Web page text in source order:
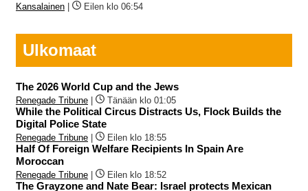
Kansalainen Eilen klo 06:54
Ulkomaat
The 2026 World Cup and the Jews
Renegade Tribune Tänään klo 01:05
While the Political Circus Distracts Us, Flock Builds the
Digital Police State
Renegade Tribune Eilen klo 18:55
Half Of Foreign Welfare Recipients In Spain Are
Moroccan
Renegade Tribune Eilen klo 18:52
The Grayzone and Nate Bear: Israel protects Mexican